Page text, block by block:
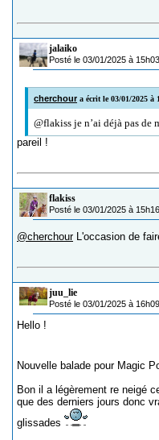
jalaiko
Posté le 03/01/2025 à 15h03
cherchour a écrit le 03/01/2025 à
@flakiss je n’ai déjà pas de
pareil !
flakiss
Posté le 03/01/2025 à 15h16
@cherchour L'occasion de
juu_lie
Posté le 03/01/2025 à 16h09
Hello !
Nouvelle balade pour Magic
Bon il a légèrement re neigé
que des derniers jours donc
glissades